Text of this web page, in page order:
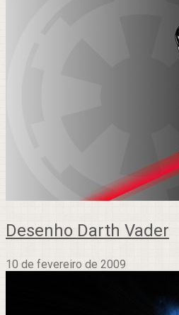
Desenho Darth Vader
10 de fevereiro de 2009